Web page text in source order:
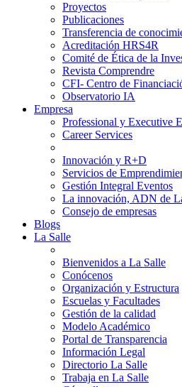
Proyectos
Publicaciones
Transferencia de
Acreditación HRS4R
Comité de Ética de la
Revista Comprendre
CFI- Centro de
Observatorio IA
Empresa
Professional y Executive
Career Services
Innovación y R+D
Servicios de
Gestión Integral Eventos
La innovación, ADN de
Consejo de empresas
Blogs
La Salle
Bienvenidos a La Salle
Conócenos
Organización y Estructura
Escuelas y Facultades
Gestión de la calidad
Modelo Académico
Portal de Transparencia
Información Legal
Directorio La Salle
Trabaja en La Salle